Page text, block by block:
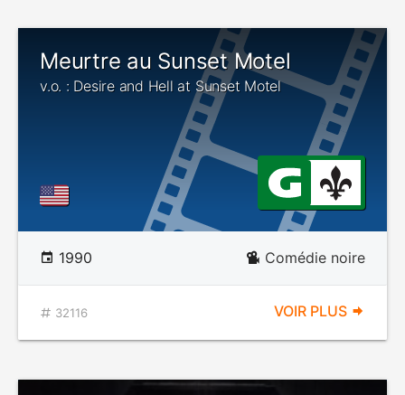
Meurtre au Sunset Motel
v.o. : Desire and Hell at Sunset Motel
1990 Comédie noire
32116 VOIR PLUS